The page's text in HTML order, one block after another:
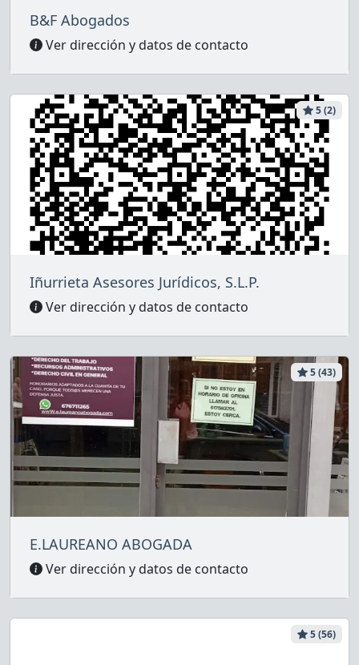
B&F Abogados
Ver dirección y datos de contacto
5 (2)
Iñurrieta Asesores Jurídicos, S.L.P.
Ver dirección y datos de contacto
5 (43)
E.LAUREANO ABOGADA
Ver dirección y datos de contacto
5 (56)